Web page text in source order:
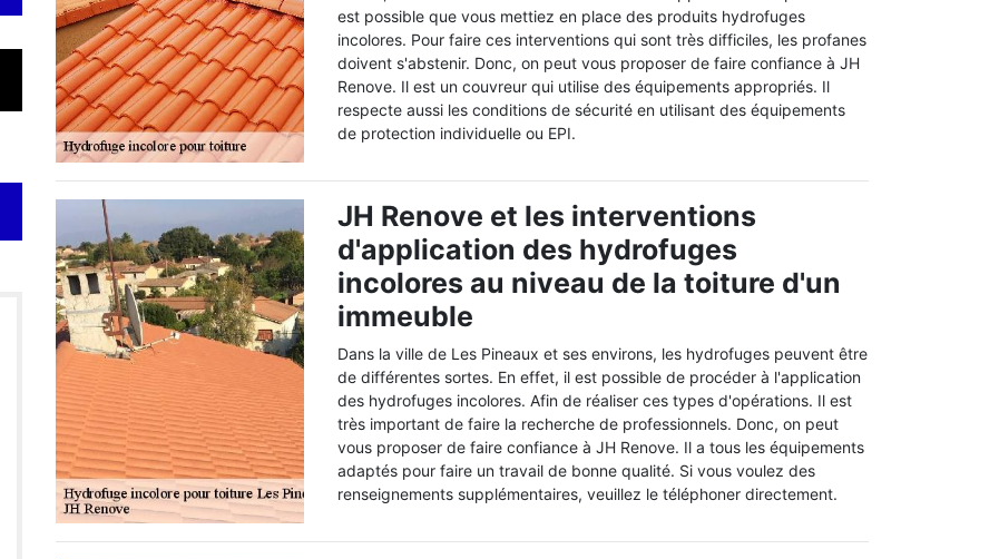
est possible que vous mettiez en place des produits hydrofuges
incolores. Pour faire ces interventions qui sont très difficiles, les profanes
doivent s'abstenir. Donc, on peut vous proposer de faire confiance à JH
Renove. Il est un couvreur qui utilise des équipements appropriés. Il
respecte aussi les conditions de sécurité en utilisant des équipements
de protection individuelle ou EPI.
JH Renove et les interventions
d'application des hydrofuges
incolores au niveau de la toiture d'un
immeuble
Dans la ville de Les Pineaux et ses environs, les hydrofuges peuvent être
de différentes sortes. En effet, il est possible de procéder à l'application
des hydrofuges incolores. Afin de réaliser ces types d'opérations. Il est
très important de faire la recherche de professionnels. Donc, on peut
vous proposer de faire confiance à JH Renove. Il a tous les équipements
adaptés pour faire un travail de bonne qualité. Si vous voulez des
renseignements supplémentaires, veuillez le téléphoner directement.